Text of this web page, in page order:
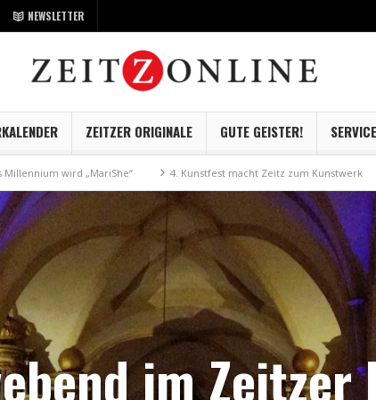
NEWSLETTER
ZEITZER ORIGINALE GUTE GEISTER! SERVICE
4. Kunstfest macht Zeitz zum Kunstwerk Museum Kayna
im Zeitzer